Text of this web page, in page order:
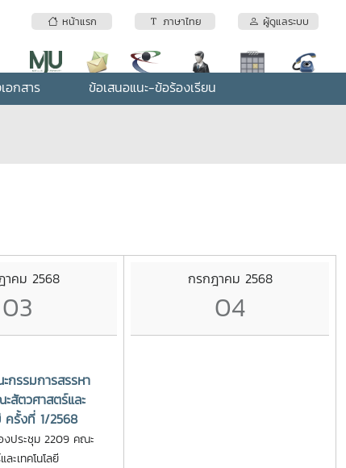
หน้าแรก ภาษาไทย ผู้ดูแลระบบ
อกสาร ข้อเสนอแนะ-ข้อร้องเรียน
าคม 2568
03
กรรมการสรรหา
ตวศาสตร์และ
ครั้งที่ 1/2568
งประชุม 2209 คณะ
ะเทคโนโลยี
กรกฎาคม 2568
04